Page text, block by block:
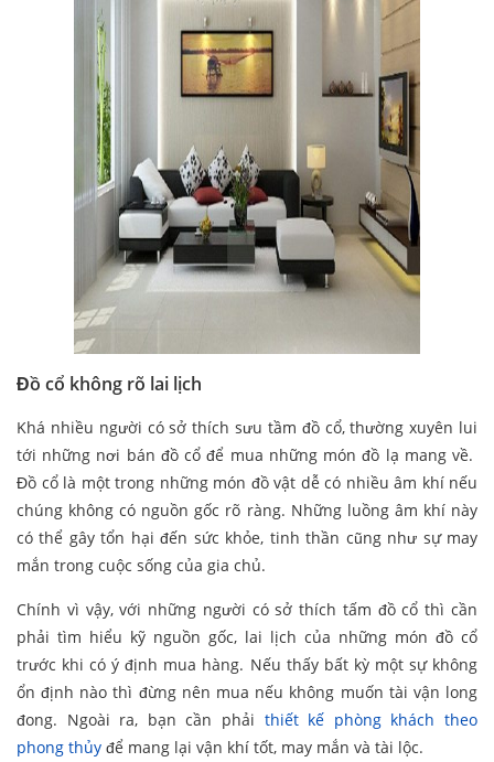
Đồ cổ không rõ lai lịch
Khá nhiều người có sở thích sưu tầm đồ cổ, thường xuyên lui
tới những nơi bán đồ cổ để mua những món đồ lạ mang về.
Đồ cổ là một trong những món đồ vật dễ có nhiều âm khí nếu
chúng không có nguồn gốc rõ ràng. Những luồng âm khí này
có thể gây tổn hại đến sức khỏe, tinh thần cũng như sự may
mắn trong cuộc sống của gia chủ.
Chính vì vậy, với những người có sở thích tấm đồ cổ thì cần
phải tìm hiểu kỹ nguồn gốc, lai lịch của những món đồ cổ
trước khi có ý định mua hàng. Nếu thấy bất kỳ một sự không
ổn định nào thì đừng nên mua nếu không muốn tài vận long
đong. Ngoài ra, bạn cần phải thiết kế phòng khách theo
phong thủy để mang lại vận khí tốt, may mắn và tài lộc.